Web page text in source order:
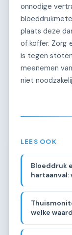
onnodige
plaats deze
of koffer. Zorg
is tegen
meenemen
niet
LEES OOK
Bloeddruk
welke